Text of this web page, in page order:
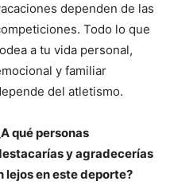
dependen de las
Todo lo que
a tu vida personal,
y familiar
del atletismo.
qué personas
y agradecerías
lejos en este deporte?